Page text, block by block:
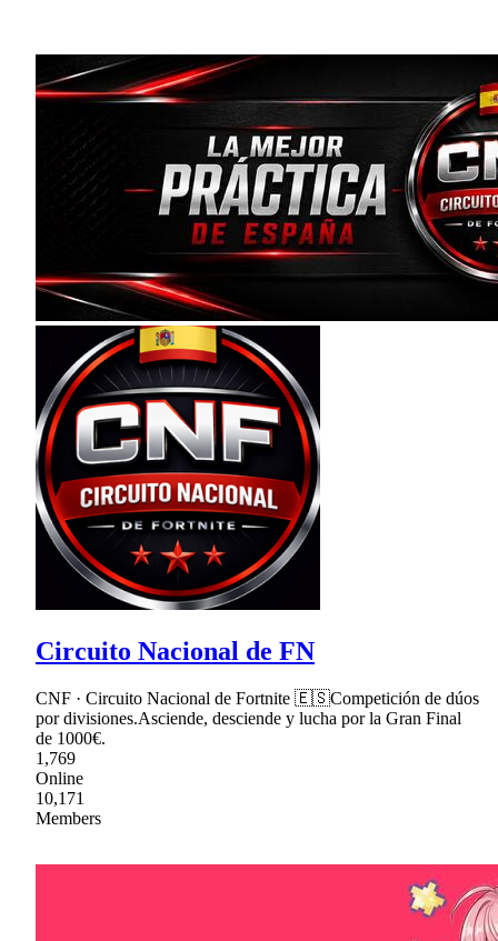
Circuito Nacional de FN
CNF · Circuito Nacional de Fortnite 🇪🇸Competición de dúos
por divisiones.Asciende, desciende y lucha por la Gran Final
de 1000€.
1,769
Online
10,171
Members